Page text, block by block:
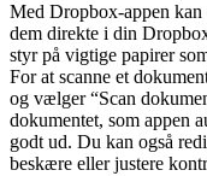
Med Dropbox-appen kan
dem direkte i din
styr på vigtige papirer
For at scanne et
og vælger “Scan
dokumentet, som appen
godt ud. Du kan også
beskære eller justere